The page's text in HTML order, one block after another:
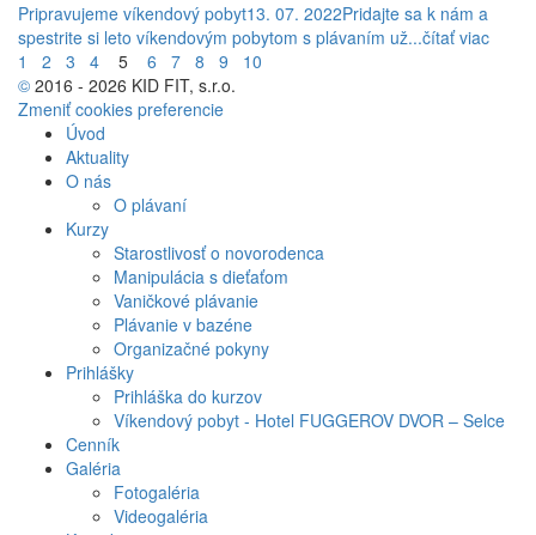
Pripravujeme víkendový pobyt13. 07. 2022Pridajte sa k nám a
spestrite si leto víkendovým pobytom s plávaním už...čítať viac
1
2 3 4 5 6 7 8 9
10
© 2016 - 2026 KID FIT, s.r.o.
Zmeniť cookies preferencie
Úvod
Aktuality
O nás
O plávaní
Kurzy
Starostlivosť o novorodenca
Manipulácia s dieťaťom
Vaničkové plávanie
Plávanie v bazéne
Organizačné pokyny
Prihlášky
Prihláška do kurzov
Víkendový pobyt - Hotel FUGGEROV DVOR – Selce
Cenník
Galéria
Fotogaléria
Videogaléria